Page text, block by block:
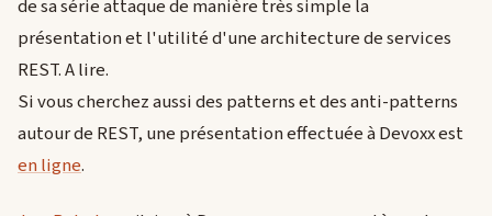
de sa série attaque de manière très simple la
présentation et l'utilité d'une architecture de services
REST. A lire.
Si vous cherchez aussi des patterns et des anti-patterns
autour de REST, une présentation effectuée à Devoxx est
en ligne.